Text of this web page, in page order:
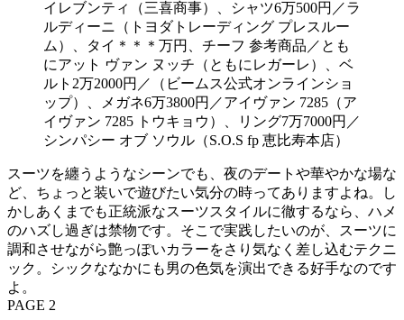
スーツを纏うようなシーンでも、夜のデートや華やかな場な
ど、ちょっと装いで遊びたい気分の時ってありますよね。し
かしあくまでも正統派なスーツスタイルに徹するなら、ハメ
のハズし過ぎは禁物です。そこで実践したいのが、スーツに
調和させながら艶っぽいカラーをさり気なく差し込むテクニ
ック。シックななかにも男の色気を演出できる好手なのです
よ。
PAGE 2